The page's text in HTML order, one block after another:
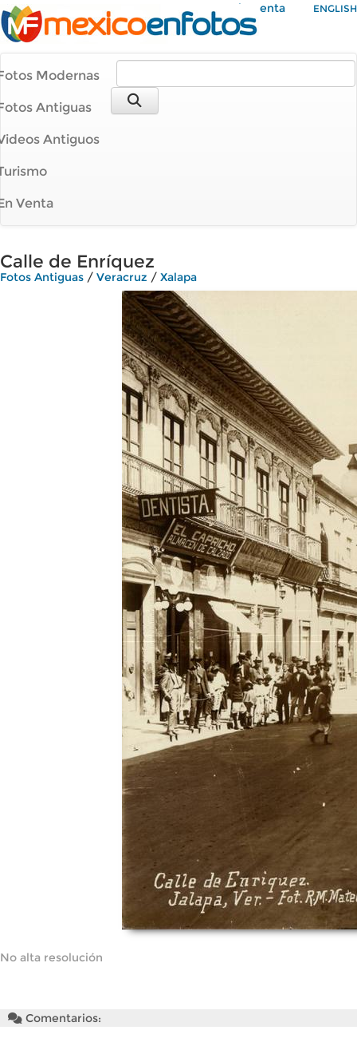
Mi Cuenta ENGLISH
Modernas
Antiguas
Antiguos
Venta
Calle de Enríquez
Fotos Antiguas / Veracruz / Xalapa
No alta resolución
Comentarios: